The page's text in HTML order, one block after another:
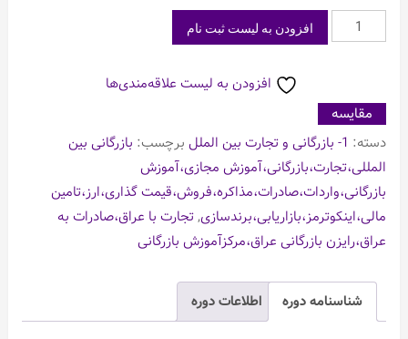
دهمین
رویداد
راهکارهای
ورود
به
بازارهای
هدف
بین
توسعه
و
افزودن به لیست ثبت نام
افزودن به لیست علاقه‌مندی‌ها
مقایسه
دسته: 1- بازرگانی و تجارت بین الملل برچسب: بازرگانی بین
المللی،تجارت،بازرگانی،آموزش مجازی،آموزش
بازرگانی،واردات،صادرات،مذاکره،فروش،قیمت گذاری،ارز،تامین
مالی،اینکوترمز،بازاریابی،برندسازی,تجارت با عراق،صادرات به
عراق،رایزن بازرگانی عراق،مرکزآموزش بازرگانی
شناسنامه دوره اطلاعات دوره